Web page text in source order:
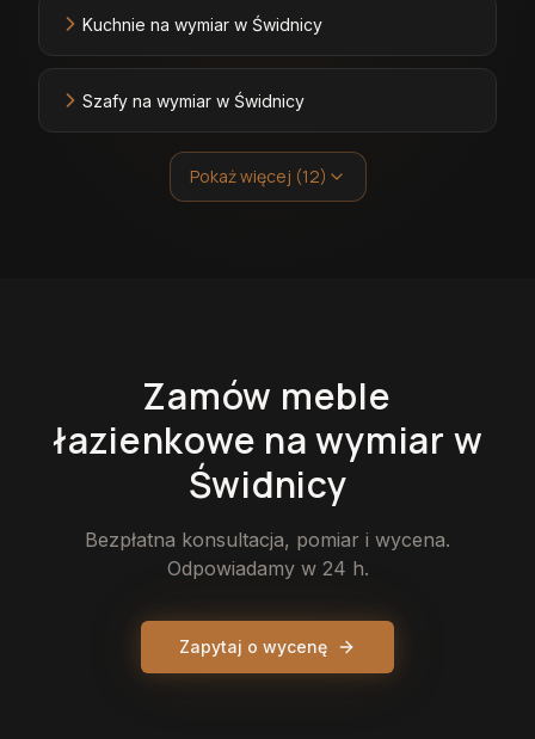
Kuchnie na wymiar w Świdnicy
Szafy na wymiar w Świdnicy
Pokaż więcej (12)
Zamów meble
łazienkowe na wymiar w
Świdnicy
Bezpłatna konsultacja, pomiar i wycena.
Odpowiadamy w 24 h.
Zapytaj o wycenę